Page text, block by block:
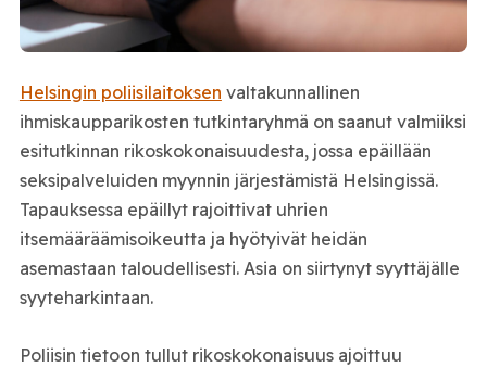
Helsingin poliisilaitoksen valtakunnallinen
ihmiskaupparikosten tutkintaryhmä on saanut valmiiksi
esitutkinnan rikoskokonaisuudesta, jossa epäillään
seksipalveluiden myynnin järjestämistä Helsingissä.
Tapauksessa epäillyt rajoittivat uhrien
itsemääräämisoikeutta ja hyötyivät heidän
asemastaan taloudellisesti. Asia on siirtynyt syyttäjälle
syyteharkintaan.
Poliisin tietoon tullut rikoskokonaisuus ajoittuu